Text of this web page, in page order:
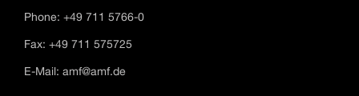
Phone: +49 711 5766-0
Fax: +49 711 575725
E-Mail: amf@amf.de